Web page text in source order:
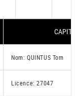
Nom: QUINTUS Tom
Licence: 27047